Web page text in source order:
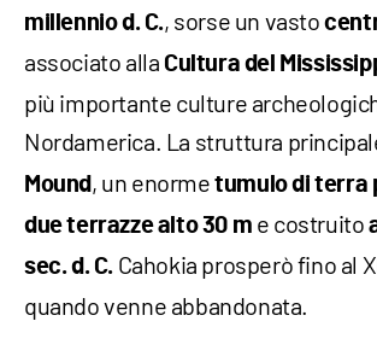
millennio d. C., sorse un vasto
associato alla Cultura del
più importante culture
Nordamerica. La struttura
Mound , un enormetumulo di terra
due terrazze alto 30 m e costruito
sec. d. C. Cahokia prosperò fino al
quando venne abbandonata.